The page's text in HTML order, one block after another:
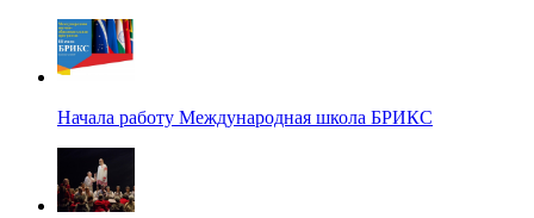
Начала работу Международная школа БРИКС